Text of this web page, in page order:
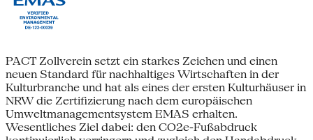
PACT Zollverein setzt ein starkes Zeichen und einen
neuen Standard für nachhaltiges Wirtschaften in der
Kulturbranche und hat als eines der ersten Kulturhäuser in
NRW die Zertifizierung nach dem europäischen
Umweltmanagementsystem EMAS erhalten.
Wesentliches Ziel dabei: den CO2e-Fußabdruck